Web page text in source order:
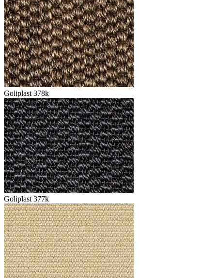
Goliplast 378k
Goliplast 377k